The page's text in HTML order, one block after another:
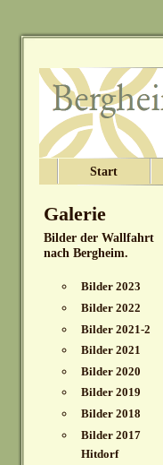
Start
Galerie
Bilder der Wallfahrt
nach Bergheim.
Bilder 2023
Bilder 2022
Bilder 2021-2
Bilder 2021
Bilder 2020
Bilder 2019
Bilder 2018
Bilder 2017
Hitdorf